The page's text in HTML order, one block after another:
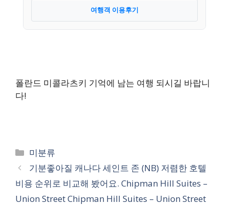
여행객 이용후기
폴란드 미콜라츠키 기억에 남는 여행 되시길 바랍니
다!
카
테
고
리
미분류
기분좋아질 캐나다 세인트 존 (NB) 저렴한 호텔
비용 순위로 비교해 봤어요. Chipman Hill Suites –
Union Street Chipman Hill Suites – Union Street